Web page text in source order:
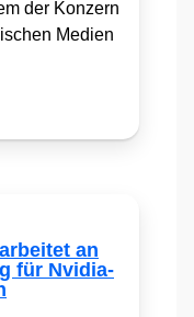
der Konzern
Medien
an
für Nvidia-